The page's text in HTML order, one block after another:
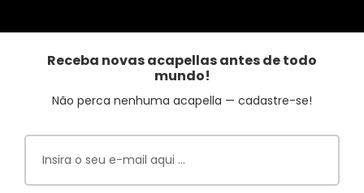
Receba novas acapellas antes de todo
mundo!
Não perca nenhuma acapella — cadastre-se!